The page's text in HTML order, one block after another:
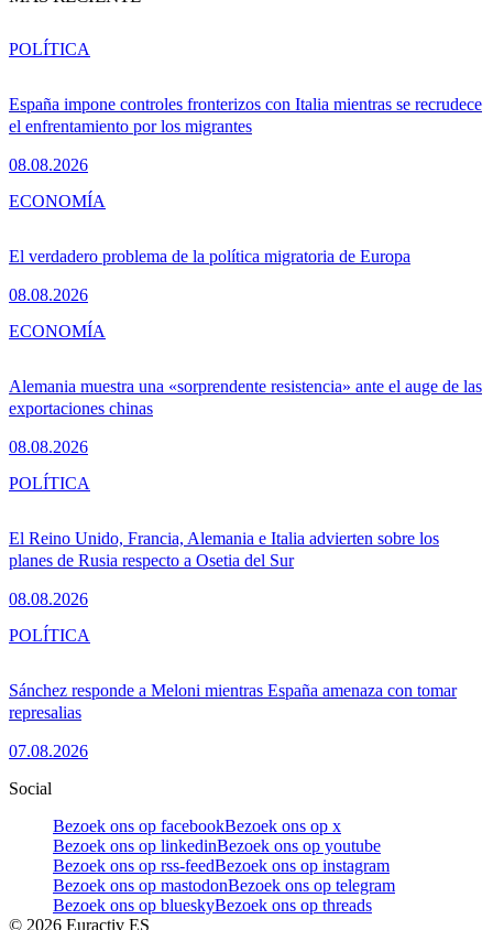
España impone controles fronterizos con Italia mientras se recrudece
el enfrentamiento por los migrantes
08.08.2026
POLÍTICA
El verdadero problema de la política migratoria de Europa
08.08.2026
ECONOMÍA
Alemania muestra una «sorprendente resistencia» ante el auge de las
exportaciones chinas
08.08.2026
ECONOMÍA
El Reino Unido, Francia, Alemania e Italia advierten sobre los
planes de Rusia respecto a Osetia del Sur
08.08.2026
POLÍTICA
Sánchez responde a Meloni mientras España amenaza con tomar
represalias
07.08.2026
POLÍTICA
Social
Bezoek ons op facebookBezoek ons op x
Bezoek ons op linkedinBezoek ons op youtube
Bezoek ons op rss-feedBezoek ons op instagram
Bezoek ons op mastodonBezoek ons op telegram
Bezoek ons op blueskyBezoek ons op threads
© 2026 Euractiv ES